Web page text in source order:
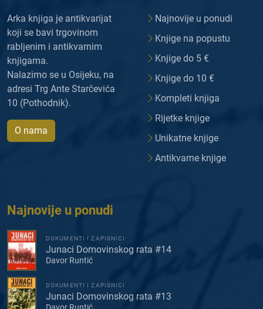
Arka knjiga je antikvarijat
koji se bavi trgovinom
rabljenim i antikvarnim
knjigama.
Nalazimo se u Osijeku, na
adresi Trg Ante Starčevića
10 (Pothodnik).
O nama
Najnovije u ponudi
Knjige na popustu
Knjige do 5 €
Knjige do 10 €
Kompleti knjiga
Rijetke knjige
Unikatne knjige
Antikvarne knjige
Najnovije u ponudi
DOKUMENTI I ZAPISNICI
Junaci Domovinskog rata #14
Davor Runtić
DOKUMENTI I ZAPISNICI
Junaci Domovinskog rata #13
Davor Runtić